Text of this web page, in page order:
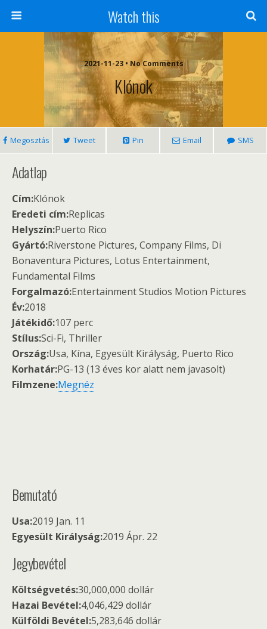
Watch this
2021-11-23 • No Comments
Klónok
Megosztás Tweet Pin Email SMS
Adatlap
Cím:Klónok
Eredeti cím:Replicas
Helyszín:Puerto Rico
Gyártó:Riverstone Pictures, Company Films, Di
Bonaventura Pictures, Lotus Entertainment,
Fundamental Films
Forgalmazó:Entertainment Studios Motion Pictures
Év:2018
Játékidő:107 perc
Stílus:Sci-Fi, Thriller
Ország:Usa, Kína, Egyesült Királyság, Puerto Rico
Korhatár:PG-13 (13 éves kor alatt nem javasolt)
Filmzene:Megnéz
Bemutató
Usa:2019 Jan. 11
Egyesült Királyság:2019 Ápr. 22
Jegybevétel
Költségvetés:30,000,000 dollár
Hazai Bevétel:4,046,429 dollár
Külföldi Bevétel:5,283,646 dollár